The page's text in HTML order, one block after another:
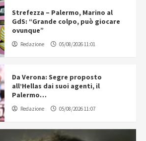
Strefezza – Palermo, Marino al
GdS: “Grande colpo, può giocare
ovunque”
Redazione 05/08/2026 11:01
Da Verona: Segre proposto
all’Hellas dai suoi agenti, il
Palermo…
Redazione 05/08/2026 11:07